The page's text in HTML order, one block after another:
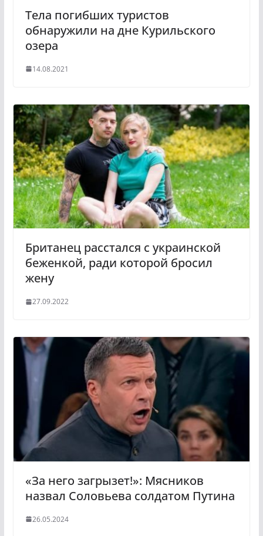
Тела погибших туристов
обнаружили на дне Курильского
озера
14.08.2021
Британец расстался с украинской
беженкой, ради которой бросил
жену
27.09.2022
«За него загрызет!»: Мясников
назвал Соловьева солдатом Путина
26.05.2024